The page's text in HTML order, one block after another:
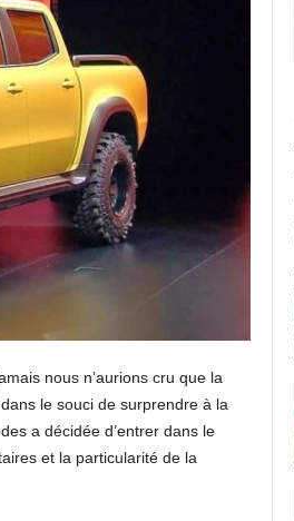
nous n’aurions cru que la
le souci de surprendre à la
a décidée d’entrer dans le
et la particularité de la